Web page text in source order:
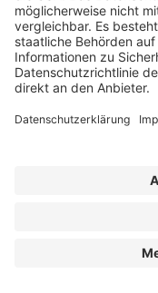
Recht & Steuern
Erbbaurecht im
Königsweg oder